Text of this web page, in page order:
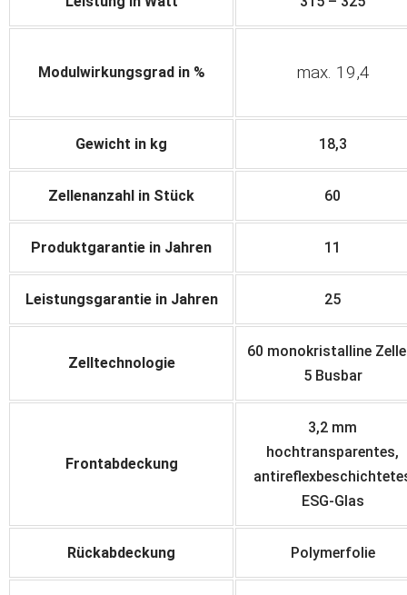
Modulwirkungsgrad in % max. 19,4
Gewicht in kg 18,3
Zellenanzahl in Stück 60
Produktgarantie in Jahren 11
Leistungsgarantie in Jahren 25
Zelltechnologie
60 monokristalline
5 Busbar
Frontabdeckung
3,2 mm
hochtransparentes,
ESG-Glas
Rückabdeckung Polymerfolie